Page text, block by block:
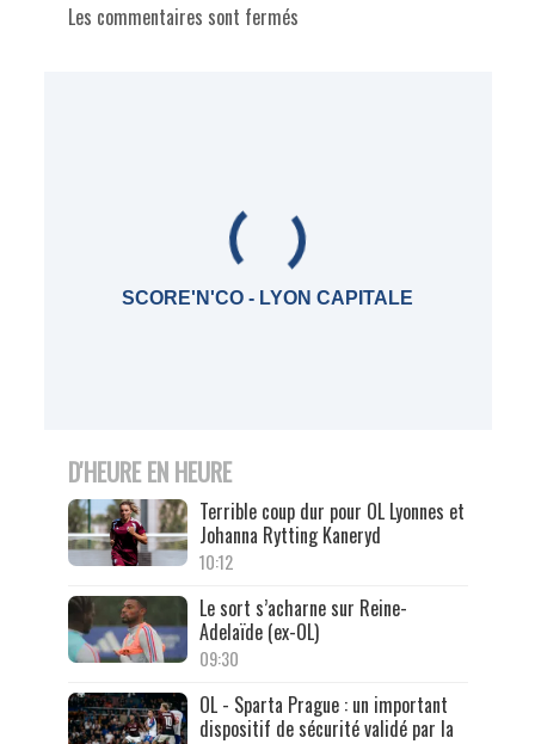
Les commentaires sont fermés
SCORE'N'CO - LYON CAPITALE
D'HEURE EN HEURE
Terrible coup dur pour OL Lyonnes et
Johanna Rytting Kaneryd
10:12
Le sort s’acharne sur Reine-
Adelaïde (ex-OL)
09:30
OL - Sparta Prague : un important
dispositif de sécurité validé par la